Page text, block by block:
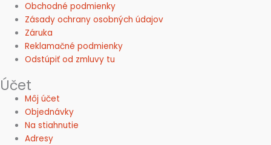
Obchodné podmienky
Zásady ochrany osobných údajov
Záruka
Reklamačné podmienky
Odstúpiť od zmluvy tu
Účet
Môj účet
Objednávky
Na stiahnutie
Adresy